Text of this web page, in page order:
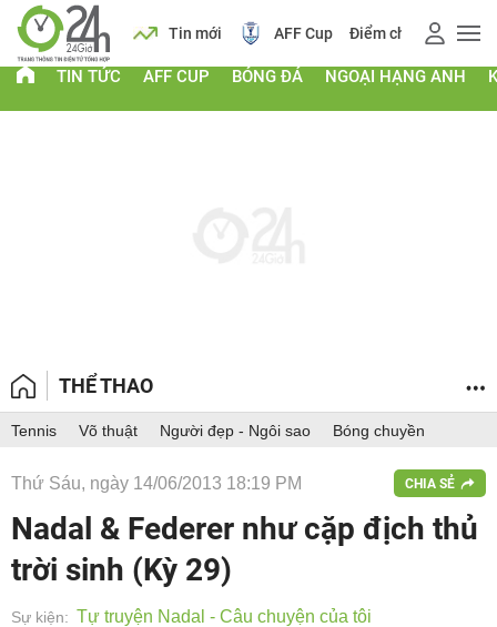
Lịch Tin mới AFF Cup Điểm chuẩn 2026
TIN TỨC AFF CUP BÓNG ĐÁ NGOẠI HẠNG ANH
THỂ THAO
Tennis Võ thuật Người đẹp - Ngôi sao Bóng chuyền
Thứ Sáu, ngày 14/06/2013 18:19 PM CHIA SẺ
Nadal & Federer như cặp địch thủ
trời sinh (Kỳ 29)
Sự kiện: Tự truyện Nadal - Câu chuyện của tôi